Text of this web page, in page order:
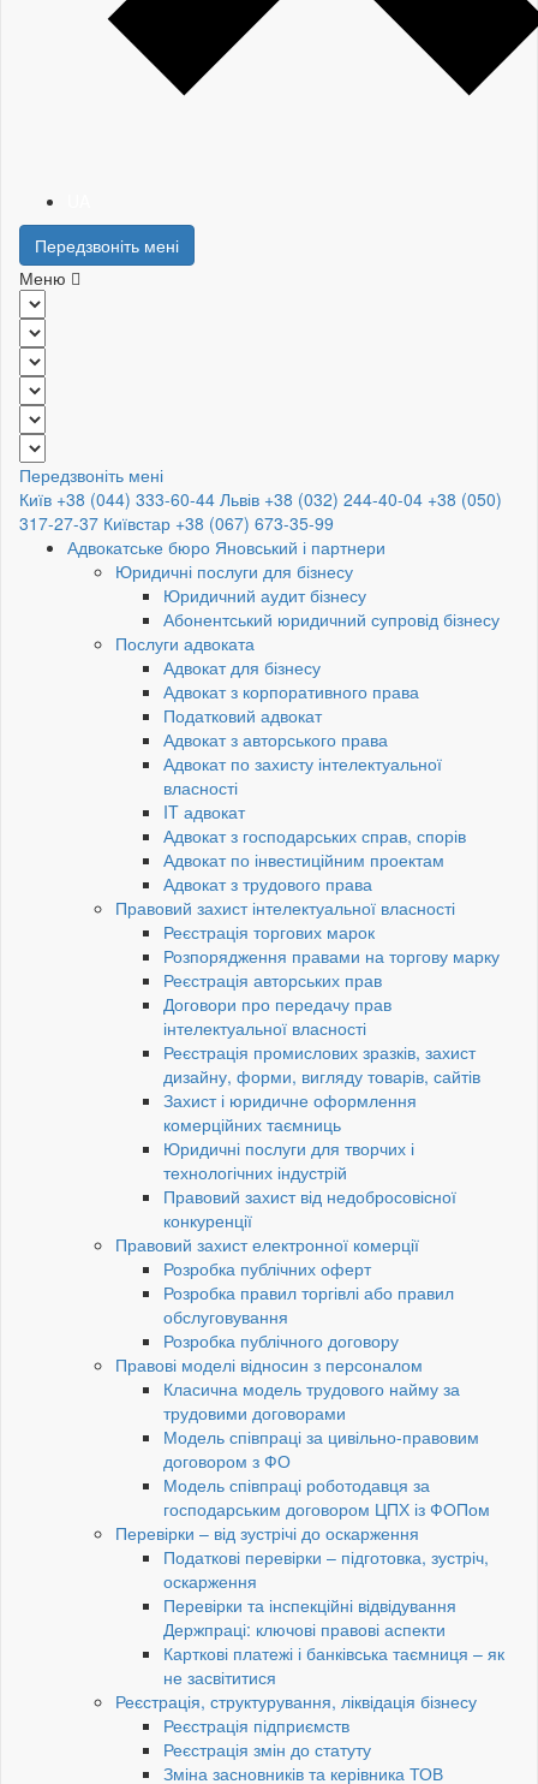
Передзвоніть мені
Меню
Передзвоніть мені
Київ +38 (044) 333-60-44 Львів +38 (032) 244-40-04 +38 (050)
317-27-37 Київстар +38 (067) 673-35-99
Адвокатське бюро Яновський і партнери
Юридичні послуги для бізнесу
Юридичний аудит бізнесу
Абонентський юридичний супровід бізнесу
Послуги адвоката
Адвокат для бізнесу
Адвокат з корпоративного права
Податковий адвокат
Адвокат з авторського права
Адвокат по захисту інтелектуальної
власності
IT адвокат
Адвокат з господарських справ, спорів
Адвокат по інвестиційним проектам
Адвокат з трудового права
Правовий захист інтелектуальної власності
Реєстрація торгових марок
Розпорядження правами на торгову марку
Реєстрація авторських прав
Договори про передачу прав
інтелектуальної власності
Реєстрація промислових зразків, захист
дизайну, форми, вигляду товарів, сайтів
Захист і юридичне оформлення
комерційних таємниць
Юридичні послуги для творчих і
технологічних індустрій
Правовий захист від недобросовісної
конкуренції
Правовий захист електронної комерції
Розробка публічних оферт
Розробка правил торгівлі або правил
обслуговування
Розробка публічного договору
Правові моделі відносин з персоналом
Класична модель трудового найму за
трудовими договорами
Модель співпраці за цивільно-правовим
договором з ФО
Модель співпраці роботодавця за
господарським договором ЦПХ із ФОПом
Перевірки – від зустрічі до оскарження
Податкові перевірки – підготовка, зустріч,
оскарження
Перевірки та інспекційні відвідування
Держпраці: ключові правові аспекти
Карткові платежі і банківська таємниця – як
не засвітитися
Реєстрація, структурування, ліквідація бізнесу
Реєстрація підприємств
Реєстрація змін до статуту
Зміна засновників та керівника ТОВ